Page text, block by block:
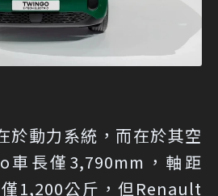
於動力系統，而在於其空
車長僅3,790mm，軸距
1,200公斤，但Renault